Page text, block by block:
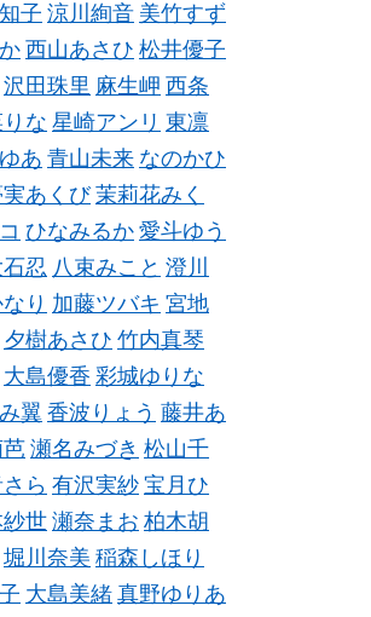
子 涼川絢音 美竹すず
西山あさひ 松井優子
沢田珠里 麻生岬 西条
な 星崎アンリ 東凛
あ 青山未来 なのかひ
あくび 茉莉花みく
ひなみるか 愛斗ゆう
忍 八束みこと 澄川
り 加藤ツバキ 宮地
夕樹あさひ 竹内真琴
大島優香 彩城ゆりな
翼香波りょう 藤井あ
瀬名みづき 松山千
ら 有沢実紗 宝月ひ
世瀬奈まお 柏木胡
堀川奈美 稲森しほり
大島美緒 真野ゆりあ